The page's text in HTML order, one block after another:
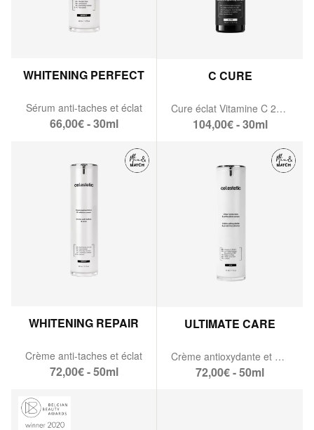
WHITENING PERFECT
Sérum anti-taches et éclat
66,00€ - 30ml
C CURE
Cure éclat Vitamine C 20%
104,00€ - 30ml
WHITENING REPAIR
Crème anti-taches et éclat
72,00€ - 50ml
ULTIMATE CARE
Crème antioxydante et protection urbaine
72,00€ - 50ml